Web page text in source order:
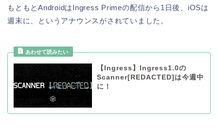
もともとAndroidはIngress Primeの配信から1日後、iOSは
週末に、というアナウンスがされていました。
【Ingress】Ingress1.0の
Scanner[REDACTED]は今週中
に！